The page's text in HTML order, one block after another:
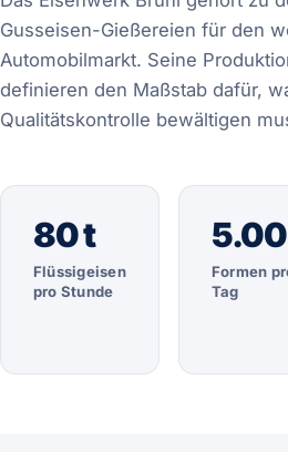
Gusseisen-Gießereien für den
Automobilmarkt. Seine
definieren den Maßstab dafür,
Qualitätskontrolle bewältigen
80 t
Flüssigeisen
pro Stunde
Formen
Tag